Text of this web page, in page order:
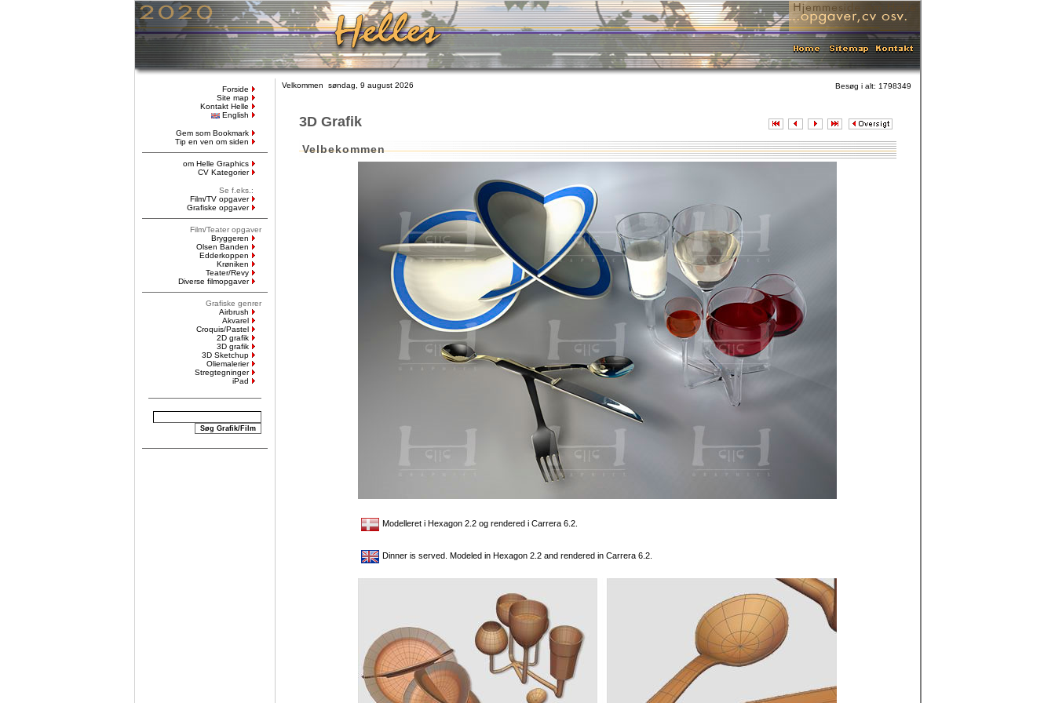
Forside
Site map
Kontakt Helle
English
Gem som Bookmark
Tip en ven om siden
om Helle Graphics
CV Kategorier
Se f.eks.:
Film/TV opgaver
Grafiske opgaver
Film/Teater opgaver
Bryggeren
Olsen Banden
Edderkoppen
Krøniken
Teater/Revy
Diverse filmopgaver
Grafiske genrer
Airbrush
Akvarel
Croquis/Pastel
2D grafik
3D grafik
3D Sketchup
Oliemalerier
Stregtegninger
iPad
Besøg i alt: 1798349
Velkommen søndag, 9 august 2026
3D Grafik
Velbekommen
Modelleret i Hexagon 2.2 og rendered i Carrera 6.2.
Dinner is served. Modeled in Hexagon 2.2 and rendered in Carrera 6.2.